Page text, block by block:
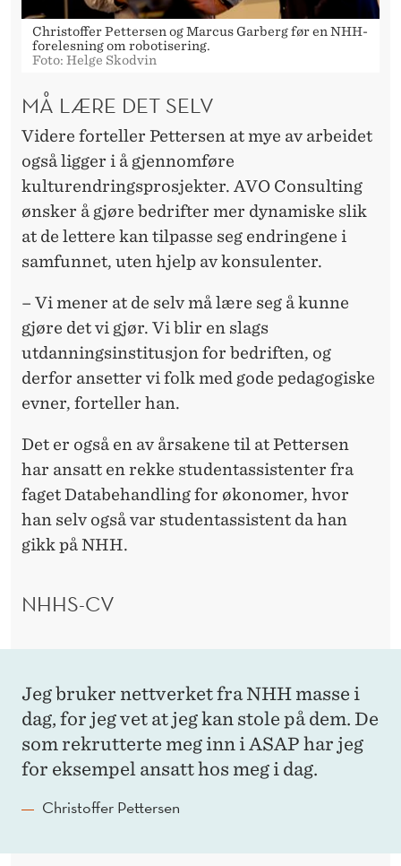
Christoffer Pettersen og Marcus Garberg før en NHH-
forelesning om robotisering.
Foto: Helge Skodvin
MÅ LÆRE DET SELV
Videre forteller Pettersen at mye av arbeidet
også ligger i å gjennomføre
kulturendringsprosjekter. AVO Consulting
ønsker å gjøre bedrifter mer dynamiske slik
at de lettere kan tilpasse seg endringene i
samfunnet, uten hjelp av konsulenter.
– Vi mener at de selv må lære seg å kunne
gjøre det vi gjør. Vi blir en slags
utdanningsinstitusjon for bedriften, og
derfor ansetter vi folk med gode pedagogiske
evner, forteller han.
Det er også en av årsakene til at Pettersen
har ansatt en rekke studentassistenter fra
faget Databehandling for økonomer, hvor
han selv også var studentassistent da han
gikk på NHH.
NHHS-CV
Jeg bruker nettverket fra NHH masse i
dag, for jeg vet at jeg kan stole på dem. De
som rekrutterte meg inn i ASAP har jeg
for eksempel ansatt hos meg i dag.
Christoffer Pettersen